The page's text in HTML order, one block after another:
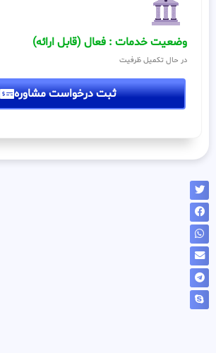
وضعیت خدمات : فعال (قابل ارائه)
در حال تکمیل ظرفیت
ثبت درخواست مشاوره